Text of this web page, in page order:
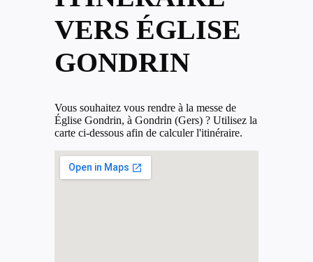
VERS ÉGLISE
GONDRIN
Vous souhaitez vous rendre à la messe de
Église Gondrin, à Gondrin (Gers) ? Utilisez la
carte ci-dessous afin de calculer l'itinéraire.